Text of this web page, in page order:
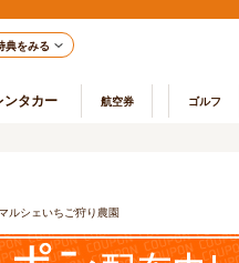
典をみる
ンタカー 航空券 ゴルフ
ルシェいちご狩り農園